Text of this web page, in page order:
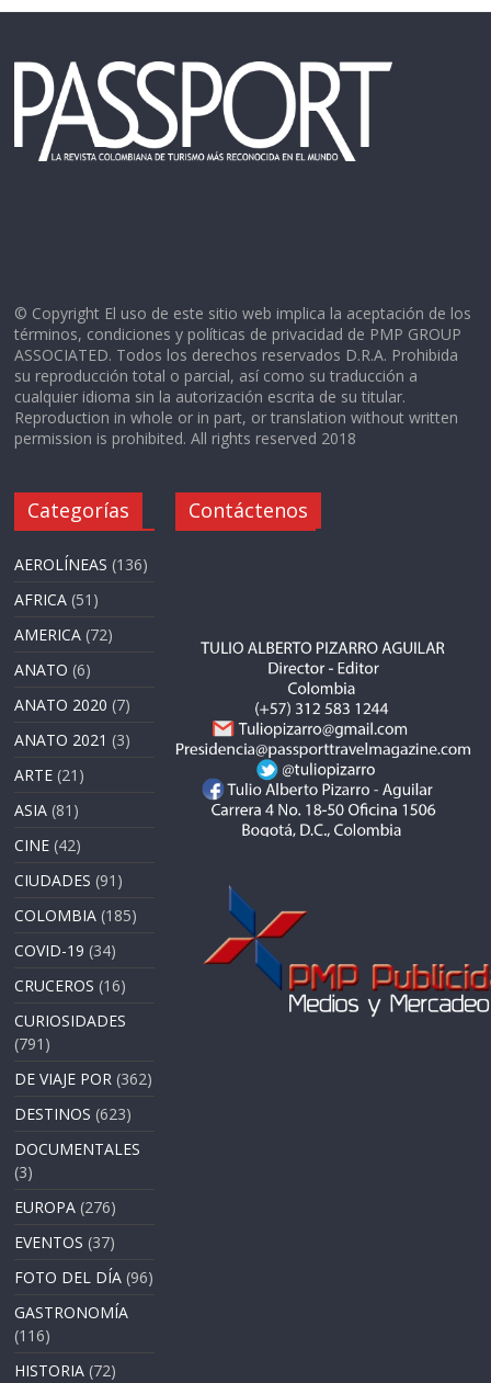
© Copyright El uso de este sitio web implica la aceptación de los
términos, condiciones y políticas de privacidad de PMP GROUP
ASSOCIATED. Todos los derechos reservados D.R.A. Prohibida
su reproducción total o parcial, así como su traducción a
cualquier idioma sin la autorización escrita de su titular.
Reproduction in whole or in part, or translation without written
permission is prohibited. All rights reserved 2018
Categorías
AEROLÍNEAS (136)
AFRICA (51)
AMERICA (72)
ANATO (6)
ANATO 2020 (7)
ANATO 2021 (3)
ARTE (21)
ASIA (81)
CINE (42)
CIUDADES (91)
COLOMBIA (185)
COVID-19 (34)
CRUCEROS (16)
CURIOSIDADES
(791)
DE VIAJE POR (362)
DESTINOS (623)
DOCUMENTALES
(3)
EUROPA (276)
EVENTOS (37)
FOTO DEL DÍA (96)
GASTRONOMÍA
(116)
HISTORIA (72)
Contáctenos